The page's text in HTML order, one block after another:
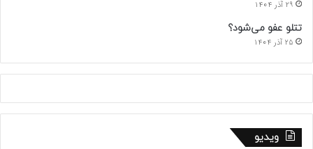
29 آذر 1404
تتلو عفو می‌شود؟
25 آذر 1404
ویدیو